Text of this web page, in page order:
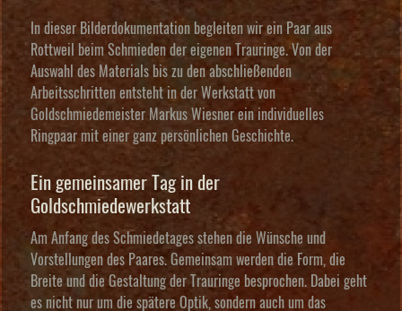
In dieser Bilderdokumentation begleiten wir ein Paar aus
Rottweil beim Schmieden der eigenen Trauringe . Von der
Auswahl des Materials bis zu den abschließenden
Arbeitsschritten entsteht in der Werkstatt von
Goldschmiedemeister Markus Wiesner ein individuelles
Ringpaar mit einer ganz persönlichen Geschichte.
Ein gemeinsamer Tag in der
Goldschmiedewerkstatt
Am Anfang des Schmiedetages stehen die Wünsche und
Vorstellungen des Paares. Gemeinsam werden die Form, die
Breite und die Gestaltung der Trauringe besprochen. Dabei geht
es nicht nur um die spätere Optik, sondern auch um das